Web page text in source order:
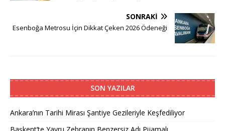
SONRAKI
Esenboğa Metrosu İçin Dikkat Çeken 2026 Ödeneği
SON YAZILAR
Ankara’nın Tarihi Mirası Şantiye Gezileriyle Keşfediliyor
Başkent’te Yavru Zebranın Benzersiz Adı Pijamalı